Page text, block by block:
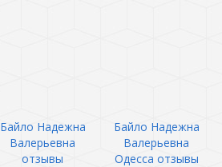
Байло Надежна
Валерьевна
отзывы
Байло Надежна
Валерьевна
Одесса отзывы